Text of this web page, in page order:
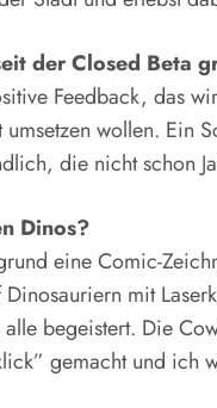
der Closed Beta
Feedback, das
wollen. Ein
die nicht schon
Dinos?
eine Comic-
mit
begeistert. Die
gemacht und